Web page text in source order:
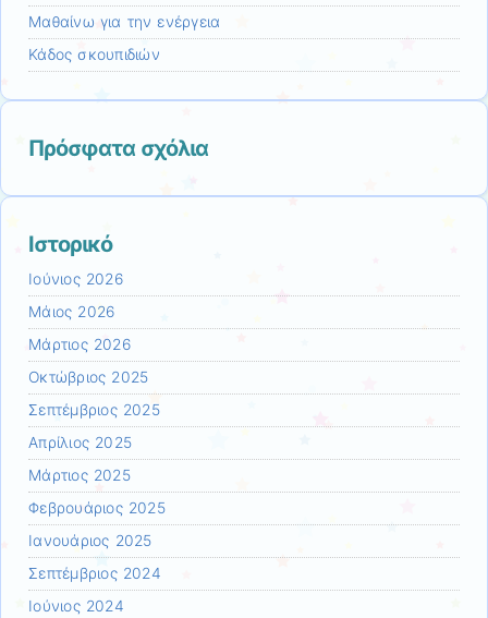
Μαθαίνω για την ενέργεια
Κάδος σκουπιδιών
Πρόσφατα σχόλια
Ιστορικό
Ιούνιος 2026
Μάιος 2026
Μάρτιος 2026
Οκτώβριος 2025
Σεπτέμβριος 2025
Απρίλιος 2025
Μάρτιος 2025
Φεβρουάριος 2025
Ιανουάριος 2025
Σεπτέμβριος 2024
Ιούνιος 2024